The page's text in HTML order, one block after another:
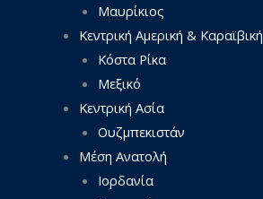
Μαυρίκιος
Κεντρική Αμερική & Καραϊβική
Κόστα Ρίκα
Μεξικό
Κεντρική Ασία
Ουζμπεκιστάν
Μέση Ανατολή
Ιορδανία